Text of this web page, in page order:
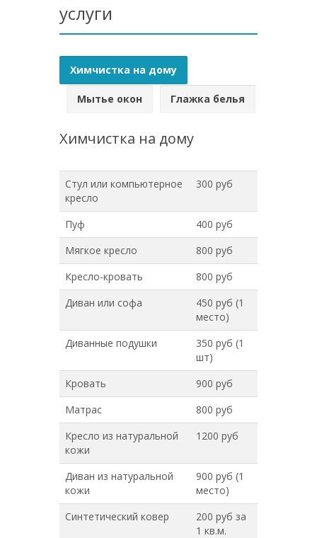
услуги
Химчистка на дому
Мытье окон Глажка белья
Химчистка на дому
Стул или компьютерное
кресло
300 руб
Пуф
400 руб
Мягкое кресло
800 руб
Кресло-кровать
800 руб
Диван или софа
450 руб (1
место)
Диванные подушки
350 руб (1
шт)
Кровать
900 руб
Матрас
800 руб
Кресло из натуральной
кожи
1200 руб
Диван из натуральной
кожи
900 руб (1
место)
Синтетический ковер
200 руб за
1 кв.м.